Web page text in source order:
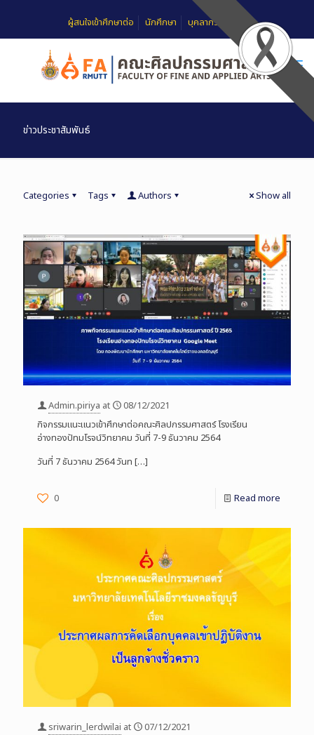
ผู้สนใจเข้าศึกษาต่อ นักศึกษา บุคลากร
ข่าวประชาสัมพันธ์
Categories Tags Authors Show all
Admin.piriya at
08/12/2021
กิจกรรมแนะแนวเข้าศึกษาต่อคณะศิลปกรรมศาสตร์ โรงเรียน
อ่างทองปัทมโรจน์วิทยาคม วันที่ 7-9 ธันวาคม 2564
วันที่ 7 ธันวาคม 2564 วันท […]
0 Read more
sriwarin_lerdwilai at
07/12/2021